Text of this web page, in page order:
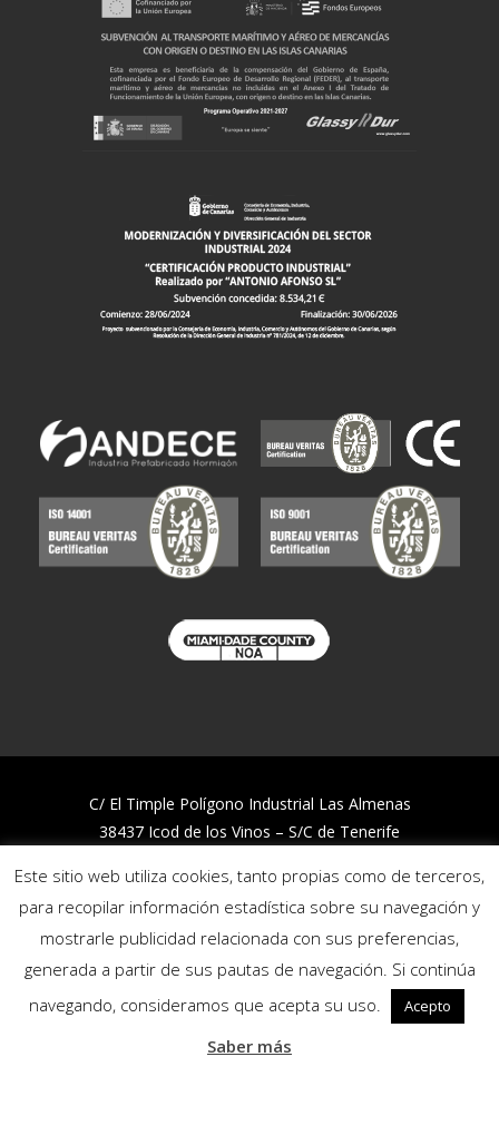
C/ El Timple Polígono Industrial Las Almenas
38437 Icod de los Vinos – S/C de Tenerife
Trabaja con nosotros
Política de Calidad y Medio Ambiente
Política de privacidad
Política de cookies
Este sitio web utiliza cookies, tanto propias como de terceros,
para recopilar información estadística sobre su navegación y
mostrarle publicidad relacionada con sus preferencias,
generada a partir de sus pautas de navegación. Si continúa
navegando, consideramos que acepta su uso.
Acepto
Saber más